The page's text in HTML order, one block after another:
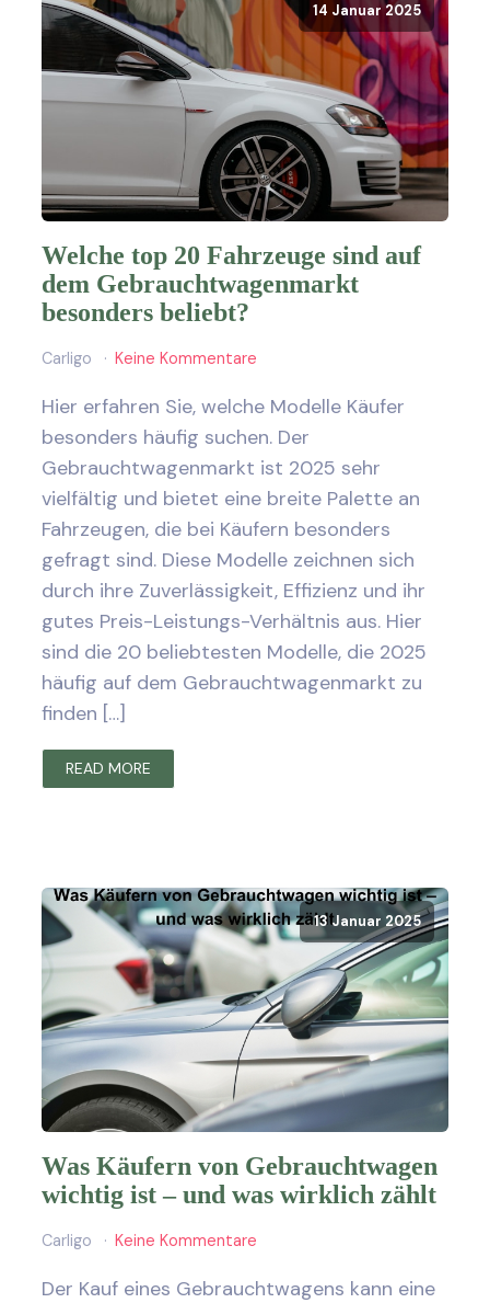
14 Januar 2025
Welche top 20 Fahrzeuge sind auf
dem Gebrauchtwagenmarkt
besonders beliebt?
Carligo Keine Kommentare
Hier erfahren Sie, welche Modelle Käufer
besonders häufig suchen. Der
Gebrauchtwagenmarkt ist 2025 sehr
vielfältig und bietet eine breite Palette an
Fahrzeugen, die bei Käufern besonders
gefragt sind. Diese Modelle zeichnen sich
durch ihre Zuverlässigkeit, Effizienz und ihr
gutes Preis-Leistungs-Verhältnis aus. Hier
sind die 20 beliebtesten Modelle, die 2025
häufig auf dem Gebrauchtwagenmarkt zu
finden […]
READ MORE
13 Januar 2025
Was Käufern von Gebrauchtwagen
wichtig ist – und was wirklich zählt
Carligo Keine Kommentare
Der Kauf eines Gebrauchtwagens kann eine